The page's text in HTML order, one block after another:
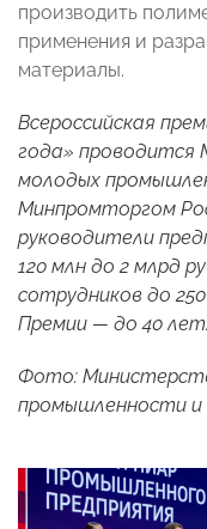
производить
применения и
материалы.
Всероссийская
года» проводится
молодых
Минпромторгом
руководители
120 млн до 2 млрд
сотрудников до
Премии — до 40 лет.
Фото:
промышленности и